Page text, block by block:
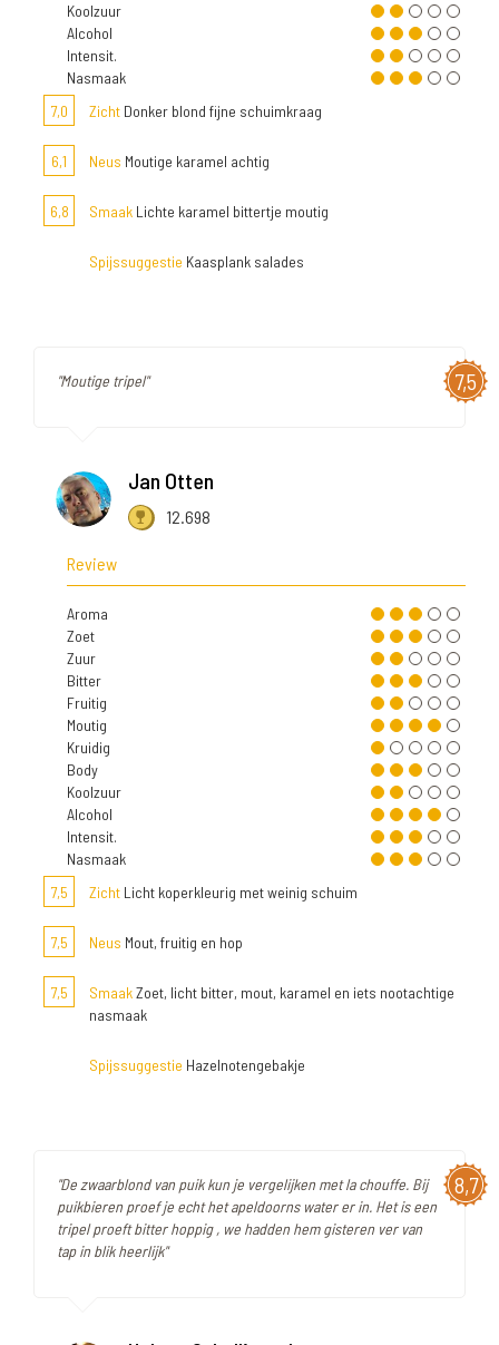
Koolzuur
Alcohol
Intensit.
Nasmaak
7,0
Zicht Donker blond fijne schuimkraag
6,1 Neus Moutige karamel achtig
6,8 Smaak Lichte karamel bittertje moutig
Spijssuggestie Kaasplank salades
7,5
"Moutige tripel"
Jan Otten
12.698
Review
Aroma
Zoet
Zuur
Bitter
Fruitig
Moutig
Kruidig
Body
Koolzuur
Alcohol
Intensit.
Nasmaak
7,5
Zicht Licht koperkleurig met weinig schuim
7,5 Neus Mout, fruitig en hop
7,5 SmaakZoet, licht bitter, mout, karamel en iets nootachtige
nasmaak
Spijssuggestie Hazelnotengebakje
8,7
"De zwaarblond van puik kun je vergelijken met la chouffe. Bij
puikbieren proef je echt het apeldoorns water er in. Het is een
tripel proeft bitter hoppig , we hadden hem gisteren ver van
tap in blik heerlijk"